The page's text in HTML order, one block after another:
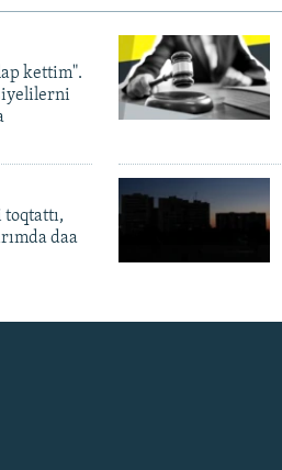
kettim".
daa